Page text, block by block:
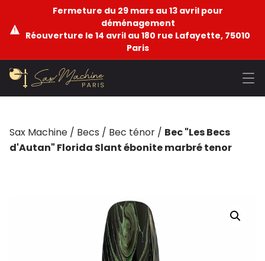
Fermeture du 29 mars au 13 avril pour
déménagement
Réouverture le 14 avril au 180 rue Lafayette, 75010
Paris
Sax Machine / Becs / Bec ténor / Bec "Les Becs
d'Autan" Florida Slant ébonite marbré tenor